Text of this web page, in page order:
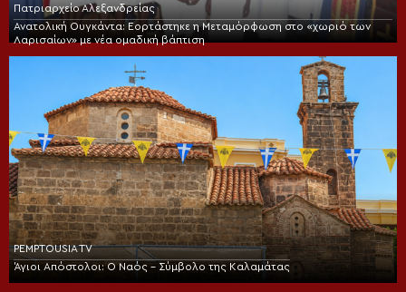
Πατριαρχείο Αλεξανδρείας
Ανατολική Ουγκάντα: Εορτάστηκε η Μεταμόρφωση στο «χωριό των
Λαρισαίων» με νέα ομαδική βάπτιση
PEMPTOUSIA TV
Άγιοι Απόστολοι: Ο Ναός – Σύμβολο της Καλαμάτας